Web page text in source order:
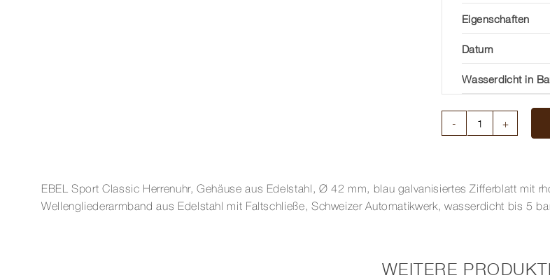
Eigenschaften
Datum
Wasserdicht in
42
EBEL Sport Classic Herrenuhr, Gehäuse aus Edelstahl, Ø 42 mm, blau galvanisiertes Zifferblatt mit
Wellengliederarmband aus Edelstahl mit Faltschließe, Schweizer Automatikwerk, wasserdicht bis 5
WEITERE